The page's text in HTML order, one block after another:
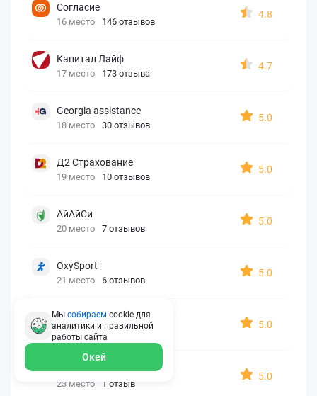
Согласие
16 место 146 отзывов
4.8
Капитал Лайф
17 место 173 отзыва
4.7
Georgia assistance
18 место 30 отзывов
5.0
Д2 Страхование
19 место 10 отзывов
5.0
АйАйСи
20 место 7 отзывов
5.0
OxySport
21 место 6 отзывов
5.0
ERGO AXA
22 место 2 отзыва
5.0
Oxy Travel Premium
23 место 1 отзыв
5.0
Мы собираем cookie для
аналитики и правильной
работы сайта
Окей